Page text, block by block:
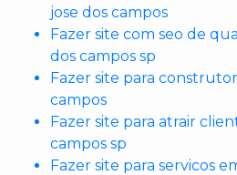
jose dos campos
Fazer site com seo de
dos campos sp
Fazer site para
campos
Fazer site para atrair
campos sp
Fazer site para servicos